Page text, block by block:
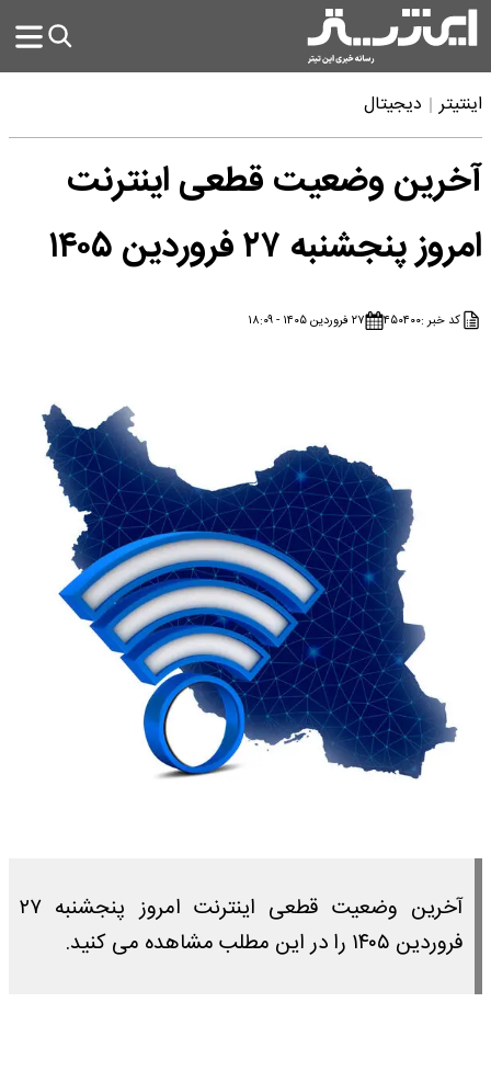
اینتیتر دیجیتال
آخرین وضعیت قطعی اینترنت
امروز پنجشنبه ۲۷ فروردین ۱۴۰۵
کد خبر :۴۵۰۴۰۰ ۲۷ فروردین ۱۴۰۵ - ۱۸:۰۹
آخرین وضعیت قطعی اینترنت امروز پنجشنبه ۲۷
فروردین ۱۴۰۵ را در این مطلب مشاهده می کنید.